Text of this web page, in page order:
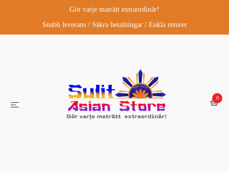
Gör varje maträtt extraordinär!
Snabb leverans / Säkra betalningar / Enkla returer
0